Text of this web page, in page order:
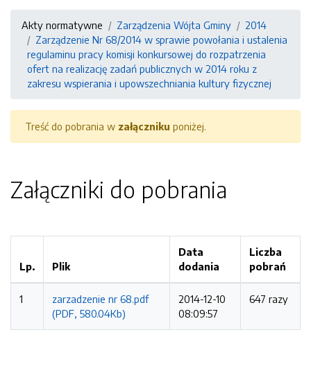
Akty normatywne Zarządzenia Wójta Gminy
2014
Zarządzenie Nr 68/2014 w sprawie powołania i ustalenia
regulaminu pracy komisji konkursowej do rozpatrzenia
ofert na realizację zadań publicznych w 2014 roku z
zakresu wspierania i upowszechniania kultury fizycznej
Treść do pobrania w załączniku poniżej.
Załączniki do pobrania
Lp. Plik
Data
dodania
Liczba
pobrań
1
zarzadzenie nr 68.pdf
(PDF, 580.04Kb)
2014-12-10
08:09:57
647 razy